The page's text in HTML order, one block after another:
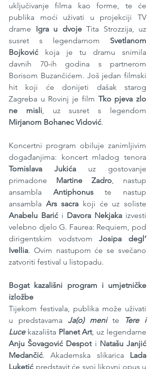
uključivanje filma kao forme, te će
publika moći uživati u projekciji TV
drame Igra u dvoje Tita Strozzija, uz
susret s legendarnom Svetlanom
Bojković koja je tu dramu snimila
davnih 70-ih godina s partnerom
Borisom Buzančićem. Još jedan filmski
hit koji će donijeti dašak starog
Zagreba u Rovinj je film Tko pjeva zlo
ne misli
Mirjanom Bohanec Vidović.
Koncertni program obiluje zanimljivim
Tomislava Jukića uz gostovanje
primadone Martine Zadro, nastup
ansambla Antiphonus te nastup
ansambla Ars sacra
Anabelu Barić i Davora Nekjaka izvesti
velebno djelo G. Faurea: Requiem, pod
dirigentskim vodstvom Josipa degl’
Ivellia. Ovim nastupom će se svečano
zatvoriti festival u listopadu.
Bogat kazališni program i umjetničke
izložbe
Tijekom festivala, publika može uživati
u predstavama Ja(o) meni te
Tere i
Luce kazališta Planet Art
Anju Šovagović Despot i Natašu Janjić
Medančić. Akademska slikarica Lada
Luketić predstavit će svoj likovni opus u